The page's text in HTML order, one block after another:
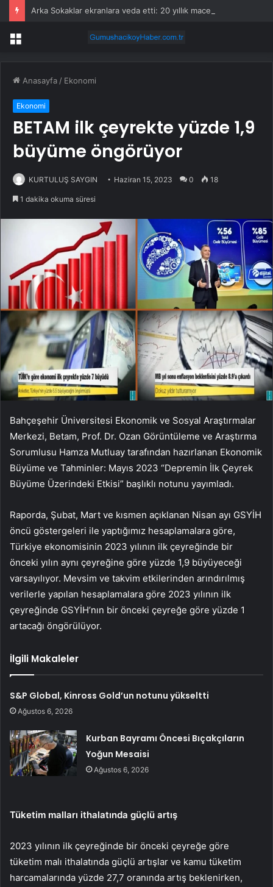
Menü
Anasayfa / Ekonomi
Ekonomi
BETAM ilk çeyrekte yüzde 1,9
büyüme öngörüyor
KURTULUŞ SAYGIN Haziran 15, 2023 0 18
1 dakika okuma süresi
Bahçeşehir Üniversitesi Ekonomik ve Sosyal Araştırmalar
Merkezi, Betam, Prof. Dr. Ozan Görüntüleme ve Araştırma
Sorumlusu Hamza Mutluay tarafından hazırlanan Ekonomik
Büyüme ve Tahminler: Mayıs 2023 “Depremin İlk Çeyrek
Büyüme Üzerindeki Etkisi” başlıklı notunu yayımladı.
Raporda, Şubat, Mart ve kısmen açıklanan Nisan ayı GSYİH
öncü göstergeleri ile yaptığımız hesaplamalara göre,
Türkiye ekonomisinin 2023 yılının ilk çeyreğinde bir
önceki yılın aynı çeyreğine göre yüzde 1,9 büyüyeceği
varsayılıyor. Mevsim ve takvim etkilerinden arındırılmış
verilerle yapılan hesaplamalara göre 2023 yılının ilk
çeyreğinde GSYİH’nın bir önceki çeyreğe göre yüzde 1
artacağı öngörülüyor.
İlgili Makaleler
S&P Global, Kinross Gold’un notunu yükseltti
Ağustos 6, 2026
Kurban Bayramı Öncesi Bıçakçıların
Yoğun Mesaisi
Ağustos 6, 2026
Tüketim malları ithalatında güçlü artış
2023 yılının ilk çeyreğinde bir önceki çeyreğe göre
tüketim malı ithalatında güçlü artışlar ve kamu tüketim
harcamalarında yüzde 27,7 oranında artış beklenirken,